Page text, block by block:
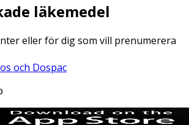
läkemedel
eller för dig som vill prenumerera
och Dospac